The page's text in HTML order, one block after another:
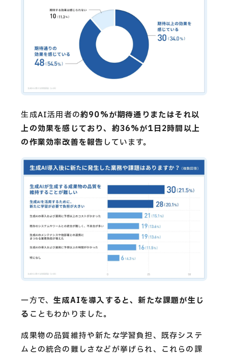
生成AI活用者の約90%が期待通りまたはそれ以
上の効果を感じており、約36%が1日2時間以上
の作業効率改善を報告 しています。
一方で、生成AIを導入すると、新たな課題が生じ
る こともわかりました。
成果物の品質維持や新たな学習負担、既存システ
ムとの統合の難しさなどが挙げられ、これらの課